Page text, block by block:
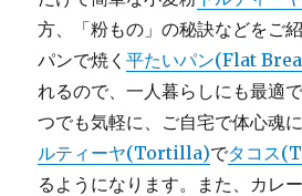
方、「粉もの」の秘訣などをご
パンで焼く平たいパン(Flat
れるので、一人暮らしにも最適
つでも気軽に、ご自宅で体心魂
ルティーヤ(Tortilla)でタコス
るようになります。また、カレ